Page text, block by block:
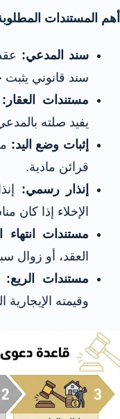
أهم المستندات
سند المدعي:
سند قانوني يثبت
مستندات العقار:
يفيد صلته
إثبات وضع اليد:
قرائن مادية.
إنذار رسمي:
الإخلاء إذا كان
مستندات انتهاء
العقد، أو زوال
مستندات الريع:
وقيمته الإيجارية